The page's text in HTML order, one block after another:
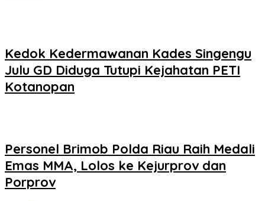
Kedok Kedermawanan Kades Singengu
Julu GD Diduga Tutupi Kejahatan PETI
Kotanopan
Personel Brimob Polda Riau Raih Medali
Emas MMA, Lolos ke Kejurprov dan
Porprov